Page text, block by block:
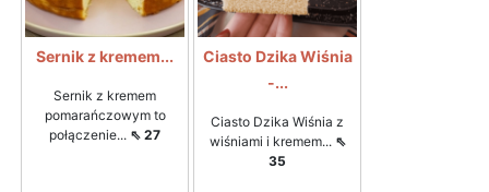
Sernik z kremem...
Sernik z kremem
pomarańczowym to
połączenie... ⇖ 27
Ciasto Dzika Wiśnia
-...
Ciasto Dzika Wiśnia z
wiśniami i kremem... ⇖
35